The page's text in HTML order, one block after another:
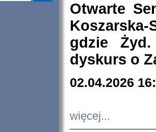
Otwarte
Koszarska-
gdzie
dyskurs o
02.04.2026
więcej...